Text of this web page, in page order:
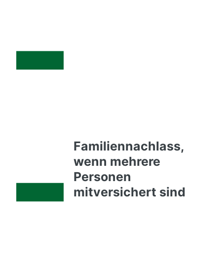
Familiennachlass,
wenn mehrere
Personen
mitversichert sind